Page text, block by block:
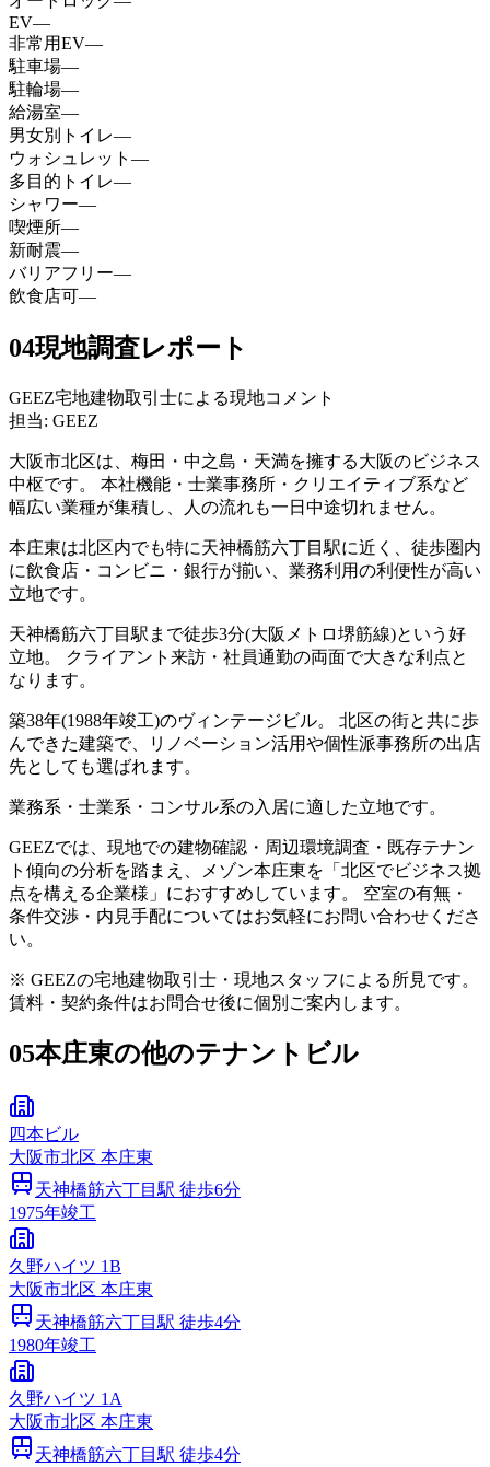
EV—
非常用EV—
駐車場—
駐輪場—
給湯室—
男女別トイレ—
ウォシュレット —
多目的トイレ—
シャワー—
喫煙所—
新耐震—
バリアフリー—
飲食店可—
04現地調査レポート
GEEZ宅地建物取引士による現地コメント
担当: GEEZ
大阪市北区は、梅田・中之島・天満を擁する大阪のビジネス
中枢です。 本社機能・士業事務所・クリエイティブ系など
幅広い業種が集積し、人の流れも一日中途切れません。
本庄東は北区内でも特に天神橋筋六丁目駅に近く、徒歩圏内
に飲食店・コンビニ・銀行が揃い、業務利用の利便性が高い
立地です。
天神橋筋六丁目駅まで徒歩3分(大阪メトロ堺筋線)という好
立地。 クライアント来訪・社員通勤の両面で大きな利点と
なります。
築38年(1988年竣工)のヴィンテージビル。 北区の街と共に歩
んできた建築で、リノベーション活用や個性派事務所の出店
先としても選ばれます。
業務系・士業系・コンサル系の入居に適した立地です。
GEEZでは、現地での建物確認・周辺環境調査・既存テナン
ト傾向の分析を踏まえ、メゾン本庄東を「北区でビジネス拠
点を構える企業様」におすすめしています。 空室の有無・
条件交渉・内見手配についてはお気軽にお問い合わせくださ
い。
※ GEEZの宅地建物取引士・現地スタッフによる所見です。
賃料・契約条件はお問合せ後に個別ご案内します。
05本庄東の他のテナントビル
四本ビル
大阪市北区 本庄東
天神橋筋六丁目 駅 徒歩6分
1975年竣工
久野ハイツ 1B
大阪市北区 本庄東
天神橋筋六丁目 駅 徒歩4分
1980年竣工
久野ハイツ 1A
大阪市北区 本庄東
天神橋筋六丁目 駅 徒歩4分